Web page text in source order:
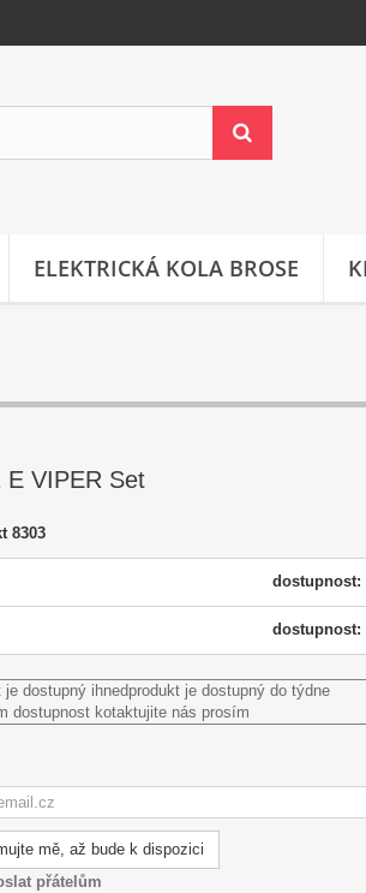
ELEKTRICKÁ KOLA BROSE
E VIPER Set
8303
dostupnost:
dostupnost:
je dostupný ihnedprodukt je dostupný do týdne
dostupnost kotaktujite nás prosím
mě, až bude k dispozici
přátelům